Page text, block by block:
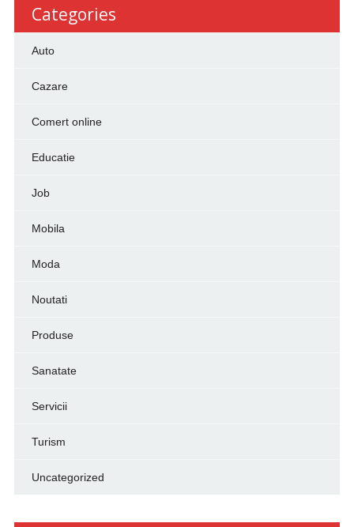
Categories
Auto
Cazare
Comert online
Educatie
Job
Mobila
Moda
Noutati
Produse
Sanatate
Servicii
Turism
Uncategorized